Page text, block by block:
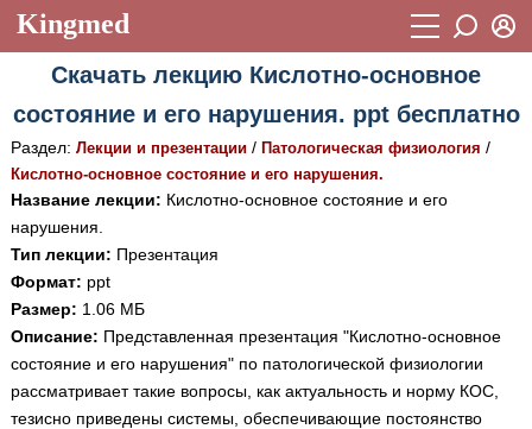
Kingmed
Учебный материал
Видеогалерея 899
Фотогалерея (1906)
Истории болезней
Лекции и презентации
Аккредитационные тесты
Методические рекомендации 1050
Научно-популярное
Пароль
Восстановить пароль
Регистрация
Скачать лекцию Кислотно-основное
состояние и его нарушения. ppt бесплатно
Раздел: Лекции и презентации/ Патологическая физиология /
Кислотно-основное состояние и его нарушения.
Название лекции: Кислотно-основное состояние и его
нарушения.
Тип лекции: Презентация
Формат: ppt
Размер: 1.06 МБ
Описание: Представленная презентация "Кислотно-основное
состояние и его нарушения" по патологической физиологии
рассматривает такие вопросы, как актуальность и норму КОС,
тезисно приведены системы, обеспечивающие постоянство